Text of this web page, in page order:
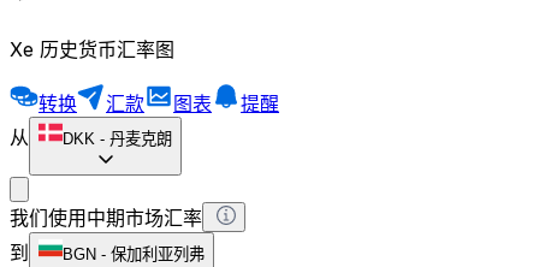
Xe 历史货币汇率图
转换 汇款 图表
提醒
从
DKK - 丹麦克朗
我们使用中期市场汇率
到
BGN - 保加利亚列弗